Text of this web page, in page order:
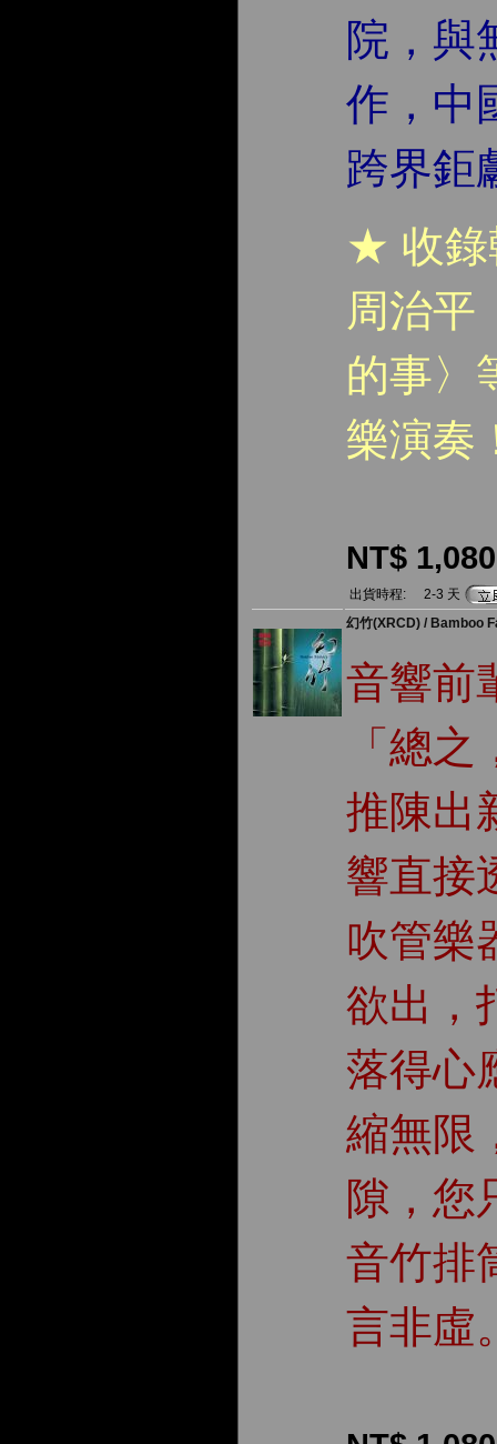
院，與
作，中
跨界鉅
★ 收錄
周治平
的事〉
樂演奏
NT$ 1,080
出貨時程:
2-3 天
幻竹(XRCD) / Bamboo
音響前
「總
推陳出
響直接
吹管樂
欲出，
落得心
縮無限
隙，您
音竹排
言非虛